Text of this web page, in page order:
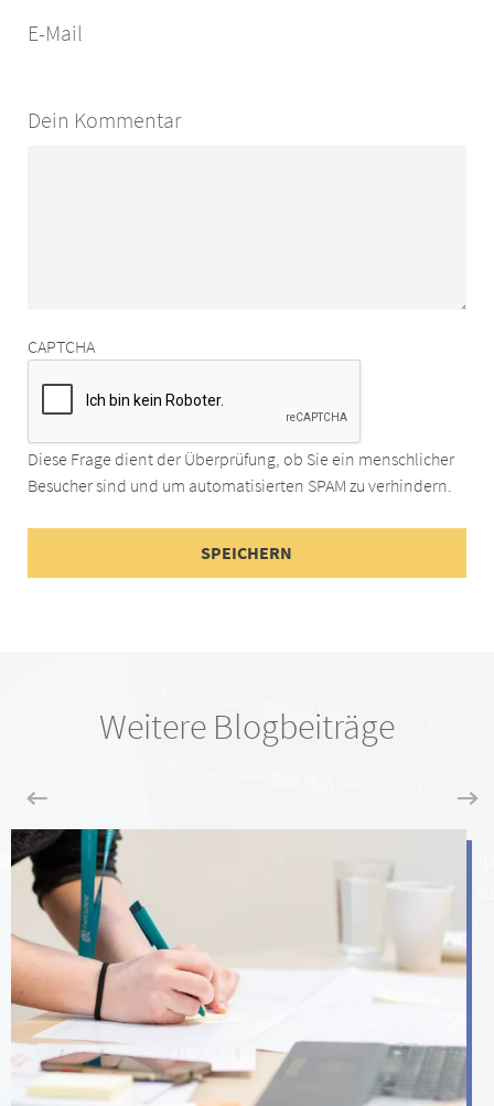
E-Mail
Dein Kommentar
CAPTCHA
Diese Frage dient der Überprüfung, ob Sie ein menschlicher
Besucher sind und um automatisierten SPAM zu verhindern.
Weitere Blogbeiträge